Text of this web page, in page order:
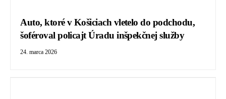
Auto, ktoré v Košiciach vletelo do podchodu,
šoféroval policajt Úradu inšpekčnej služby
24. marca 2026